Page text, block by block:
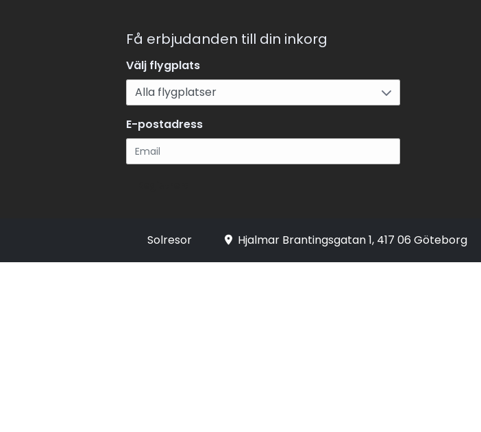
Få erbjudanden till din inkorg
Välj flygplats
E-postadress
Solresor Hjalmar Brantingsgatan 1, 417 06 Göteborg